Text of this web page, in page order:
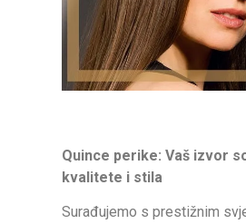
Quince perike: Vaš izvor
kvalitete i stila
Surađujemo s prestižnim